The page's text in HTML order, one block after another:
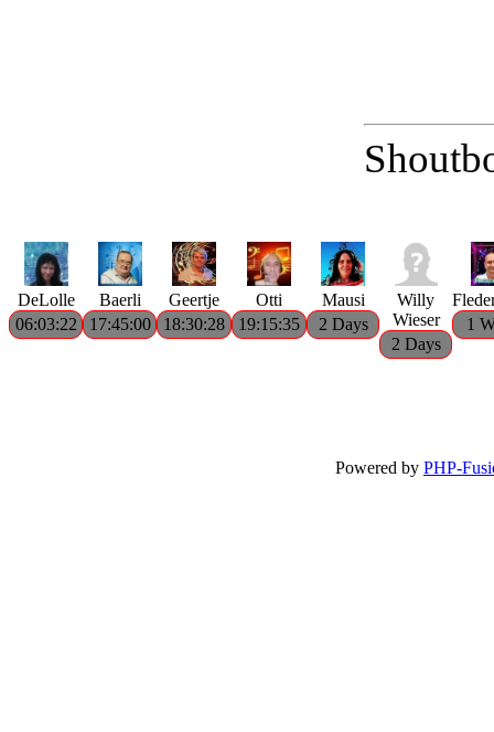
DeLolle
06:03:22
Baerli
17:45:00
Geertje
18:30:28
Otti
19:15:35
Mausi
2 Days
Willy
Wieser
2 Days
1
Powered by PHP-